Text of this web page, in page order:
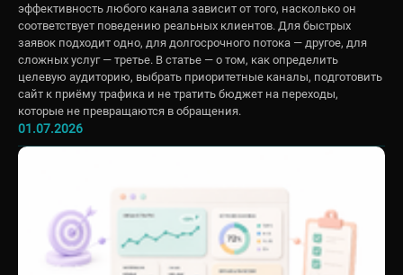
эффективность любого канала зависит от того, насколько он
соответствует поведению реальных клиентов. Для быстрых
заявок подходит одно, для долгосрочного потока — другое, для
сложных услуг — третье. В статье — о том, как определить
целевую аудиторию, выбрать приоритетные каналы, подготовить
сайт к приёму трафика и не тратить бюджет на переходы,
которые не превращаются в обращения.
01.07.2026